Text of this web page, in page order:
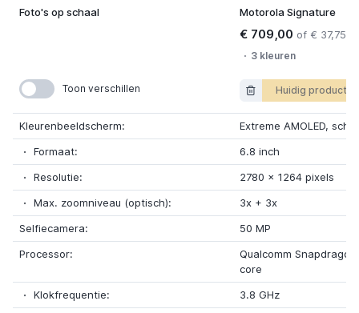
Foto's op schaal Motorola Signature
€ 709,00 of € 37,75
3 kleuren
Toon verschillen Huidig product
Kleurenbeeldscherm: Extreme AMOLED,
Formaat:
6.8 inch
Resolutie:
2780 x 1264 pixels
Max. zoomniveau (optisch):
3x + 3x
Selfiecamera:
50 MP
Processor:
Qualcomm
core
Klokfrequentie:
3.8 GHz